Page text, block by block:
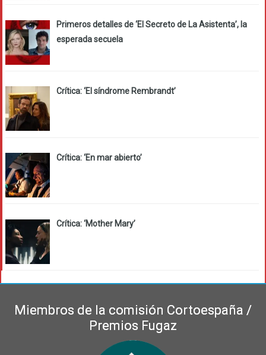
Primeros detalles de ‘El Secreto de La Asistenta’, la
esperada secuela
Crítica: ‘El síndrome Rembrandt’
Crítica: ‘En mar abierto’
Crítica: ‘Mother Mary’
Miembros de la comisión Cortoespaña /
Premios Fugaz